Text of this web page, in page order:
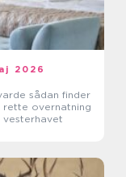
2026
finder
rette overnatning